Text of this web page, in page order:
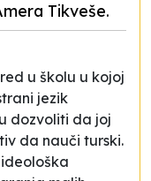
Tikveše.
u školu u kojoj
jezik
dozvoliti da joj
da nauči turski.